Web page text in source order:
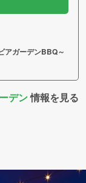
アガーデンBBQ～
デン情報を見る